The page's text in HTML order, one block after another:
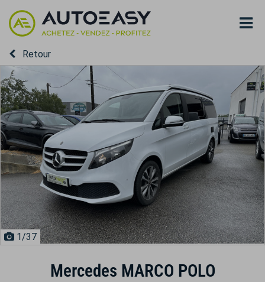
Retour
1/37
Mercedes MARCO POLO